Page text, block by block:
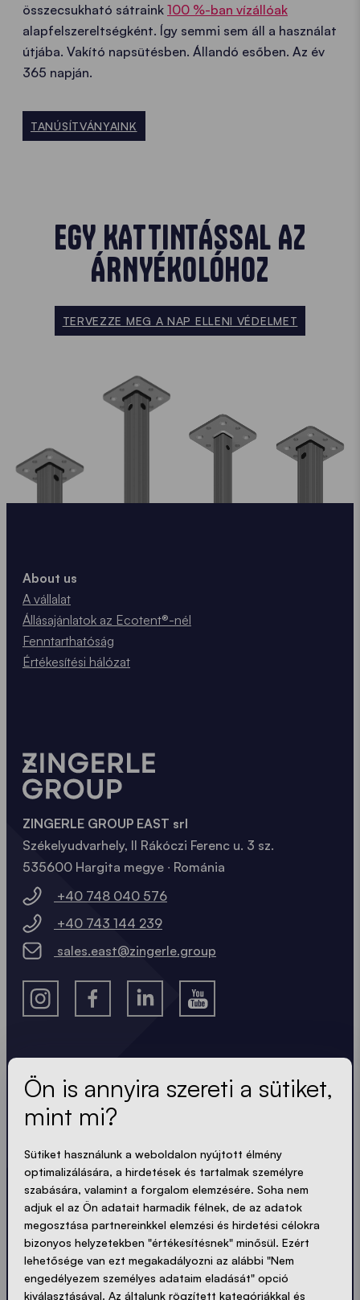
összecsukható sátraink 100 %-ban vízállóak
alapfelszereltségként. Így semmi sem áll a használat
útjába. Vakító napsütésben. Állandó esőben. Az év
365 napján.
TANÚSÍTVÁNYAINK
EGY KATTINTÁSSAL AZ
ÁRNYÉKOLÓHOZ
TERVEZZE MEG A NAP ELLENI VÉDELMET
A legfrissebb hírek.
Mindig naprakész. Nincs spam! Rövid, ropogós és
ADATVÉDELEM ELFOGADÁSA
About us
A vállalat
Állásajánlatok az Ecotent®-nél
Fenntarthatóság
Értékesítési hálózat
ZINGERLE GROUP EAST srl
Székelyudvarhely, II Rákóczi Ferenc u. 3 sz.
535600 Hargita megye ∙ Románia
+40 748 040 576
+40 743 144 239
sales.east@zingerle.group
Ön is annyira szereti a sütiket,
mint mi?
Sütiket használunk a weboldalon nyújtott élmény
optimalizálására, a hirdetések és tartalmak személyre
szabására, valamint a forgalom elemzésére. Soha nem
adjuk el az Ön adatait harmadik félnek, de az adatok
megosztása partnereinkkel elemzési és hirdetési célokra
bizonyos helyzetekben "értékesítésnek" minősül. Ezért
lehetősége van ezt megakadályozni az alábbi "Nem
engedélyezem személyes adataim eladását" opció
kiválasztásával. Az általunk rögzített kategóriákkal és